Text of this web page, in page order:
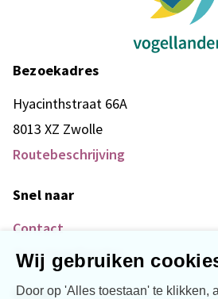
Wij gebruiken
Door op 'Alles toestaan' te klikken,
Bezoekadres
Hyacinthstraat 66A
8013 XZ Zwolle
Routebeschrijving
Snel naar
Contact
Over Vogellanden
Social